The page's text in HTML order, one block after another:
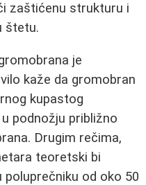
zaštićenu strukturu i
štetu.
je
kaže da gromobran
kupastog
podnožju približno
Drugim rečima,
teoretski bi
od oko 50